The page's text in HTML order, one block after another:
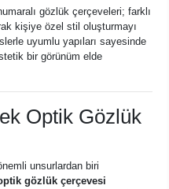
gözlük çerçeveleri; farklı
kişiye özel stil oluşturmayı
uyumlu yapıları sayesinde
bir görünüm elde
Optik Gözlük
unsurlardan biri
gözlük çerçevesi